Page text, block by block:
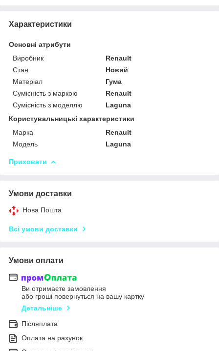
Характеристики
Основні атрибути
Виробник
Renault
Стан
Новий
Матеріал
Гума
Сумісність з маркою
Renault
Сумісність з моделлю
Laguna
Користувальницькі характеристики
Марка
Renault
Модель
Laguna
Приховати
Умови доставки
Нова Пошта
Всі умови доставки
Умови оплати
Ви отримаєте замовлення
або гроші повернуться на вашу картку
Детальніше
Післяплата
Оплата на рахунок